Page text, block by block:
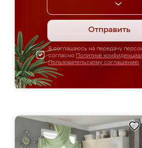
Отправить
Я соглашаюсь на передачу
согласно Политике
Пользовательскому соглашению